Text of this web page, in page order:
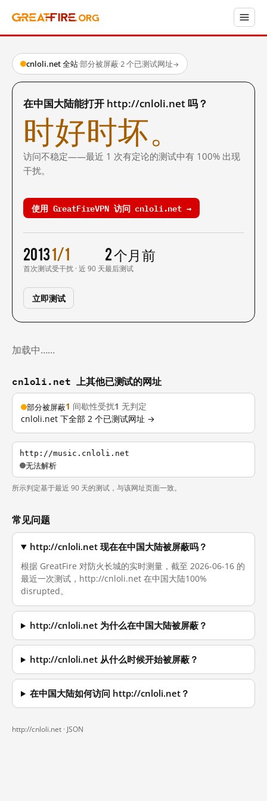
cnloli.net 全站·部分被屏蔽·2 个已测试网址→
在中国大陆能打开 http://cnloli.net 吗？
时好时坏。
访问不稳定——最近 1 次有定论的测试中有 100% 出现
干扰。
使用 GreatFireVPN 访问 cnloli.net →
2013
首次测试
1/1
受干扰 · 近 90 天
2 个月前
最后测试
立即测试
加载中……
cnloli.net 上其他已测试的网址
部分被屏蔽1 间歇性受扰1 无判定
cnloli.net 下全部 2 个已测试网址 →
http://music.cnloli.net
无法解析
所示判定基于最近 90 天的测试，与该网址页面一致。
常见问题
http://cnloli.net 现在在中国大陆被屏蔽吗？
根据 GreatFire 对防火长城的实时测量，截至 2026-06-16 的
最近一次测试，http://cnloli.net 在中国大陆100%
disrupted。
http://cnloli.net 为什么在中国大陆被屏蔽？
http://cnloli.net 从什么时候开始被屏蔽？
在中国大陆如何访问 http://cnloli.net？
http://cnloli.net · JSON